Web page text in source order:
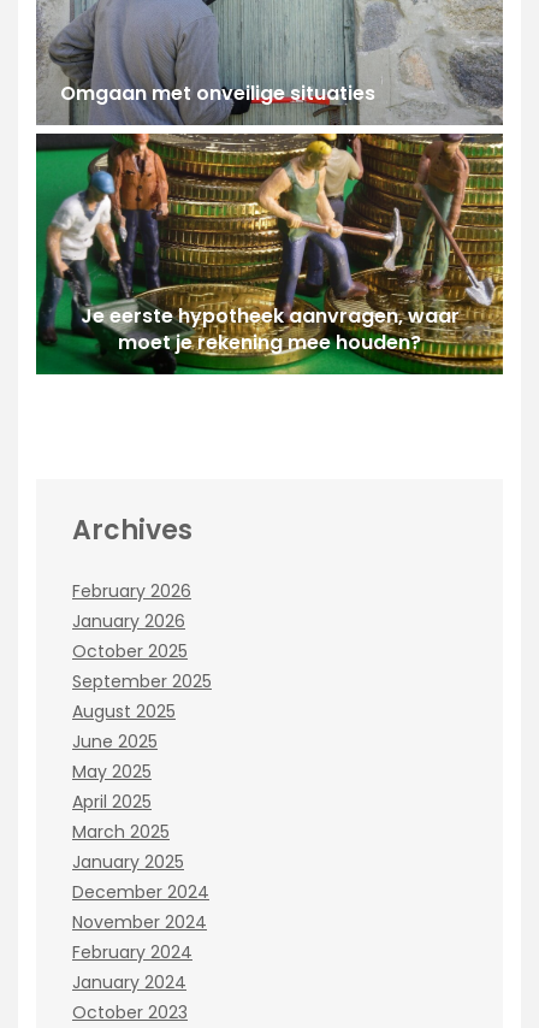
Omgaan met onveilige situaties
Je eerste hypotheek aanvragen, waar
moet je rekening mee houden?
Archives
February 2026
January 2026
October 2025
September 2025
August 2025
June 2025
May 2025
April 2025
March 2025
January 2025
December 2024
November 2024
February 2024
January 2024
October 2023